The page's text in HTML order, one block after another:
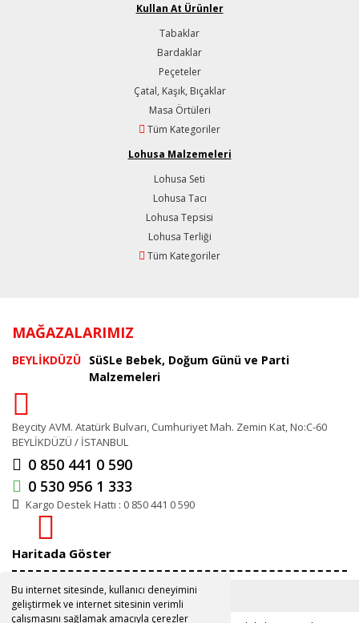
Bu internet sitesinde, kullanıcı deneyimini
geliştirmek ve internet sitesinin verimli
çalışmasını sağlamak amacıyla çerezler
Kullan At Ürünler
Tabaklar
Bardaklar
Peçeteler
Çatal, Kaşık, Bıçaklar
Masa Örtüleri
Tüm Kategoriler
Lohusa Malzemeleri
Lohusa Seti
Lohusa Tacı
Lohusa Tepsisi
Lohusa Terliği
Tüm Kategoriler
MAĞAZALARIMIZ
BEYLİKDÜZÜ SüSLe Bebek, Doğum Günü ve Parti
Malzemeleri
Beycity AVM. Atatürk Bulvarı, Cumhuriyet Mah. Zemin Kat, No:C-60
BEYLİKDÜZÜ / İSTANBUL
0 850 441 0 590
0 530 956 1 333
Kargo Destek Hattı : 0 850 441 0 590
Haritada Göster